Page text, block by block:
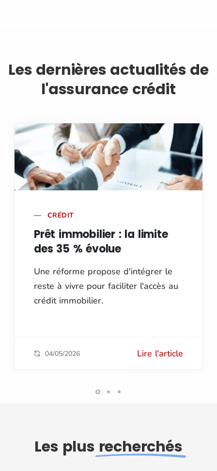
Les dernières actualités de
l'assurance crédit
CRÉDIT
Prêt immobilier : la limite
des 35 % évolue
Une réforme propose d'intégrer le
reste à vivre pour faciliter l'accès au
crédit immobilier.
04/05/2026 Lire l'article
Les plus recherchés